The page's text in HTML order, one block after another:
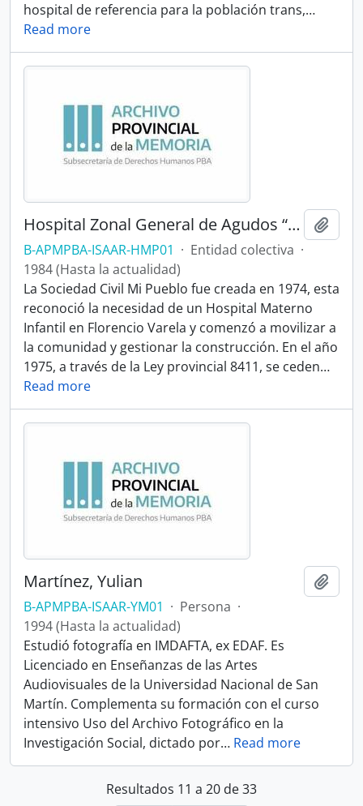
hospital de referencia para la población trans,…
Read more
Hospital Zonal General de Agudos “Mi Pueblo”
B-APMPBA-ISAAR-HMP01 · Entidad colectiva ·
1984 (Hasta la actualidad)
La Sociedad Civil Mi Pueblo fue creada en 1974, esta
reconoció la necesidad de un Hospital Materno
Infantil en Florencio Varela y comenzó a movilizar a
la comunidad y gestionar la construcción. En el año
1975, a través de la Ley provincial 8411, se ceden…
Read more
Martínez, Yulian
B-APMPBA-ISAAR-YM01 · Persona ·
1994 (Hasta la actualidad)
Estudió fotografía en IMDAFTA, ex EDAF. Es
Licenciado en Enseñanzas de las Artes
Audiovisuales de la Universidad Nacional de San
Martín. Complementa su formación con el curso
intensivo Uso del Archivo Fotográfico en la
Investigación Social, dictado por… Read more
Resultados 11 a 20 de 33